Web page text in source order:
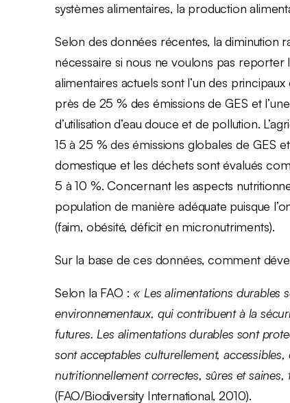
systèmes alimentaires, la production
Selon des données récentes, la diminution
nécessaire si nous ne voulons pas
alimentaires actuels sont l’un des
près de 25 % des émissions de GES et
d’utilisation d’eau douce et de pollution.
15 à 25 % des émissions globales de GES
domestique et les déchets sont évalués
5 à 10 %. Concernant les aspects
population de manière adéquate puisque
(faim, obésité, déficit en micronutriments).
Sur la base de ces données, comment
Selon la FAO :« Les alimentations durables
environnementaux, qui contribuent à la
futures. Les alimentations durables sont
sont acceptables culturellement,
nutritionnellement correctes, sûres et
(FAO/Biodiversity International, 2010).